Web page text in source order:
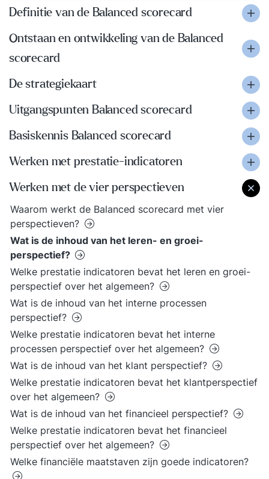
Definitie van de Balanced scorecard
Ontstaan en ontwikkeling van de Balanced
scorecard
De strategiekaart
Uitgangspunten Balanced scorecard
Basiskennis Balanced scorecard
Werken met prestatie-indicatoren
Werken met de vier perspectieven
Waarom werkt de Balanced scorecard met vier
perspectieven?
Wat is de inhoud van het leren- en groei-
perspectief?
Welke prestatie indicatoren bevat het leren en groei-
perspectief over het algemeen?
Wat is de inhoud van het interne processen
perspectief?
Welke prestatie indicatoren bevat het interne
processen perspectief over het algemeen?
Wat is de inhoud van het klant perspectief?
Welke prestatie indicatoren bevat het klantperspectief
over het algemeen?
Wat is de inhoud van het financieel perspectief?
Welke prestatie indicatoren bevat het financieel
perspectief over het algemeen?
Welke financiële maatstaven zijn goede indicatoren?